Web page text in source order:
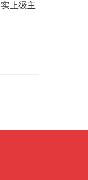
上级主